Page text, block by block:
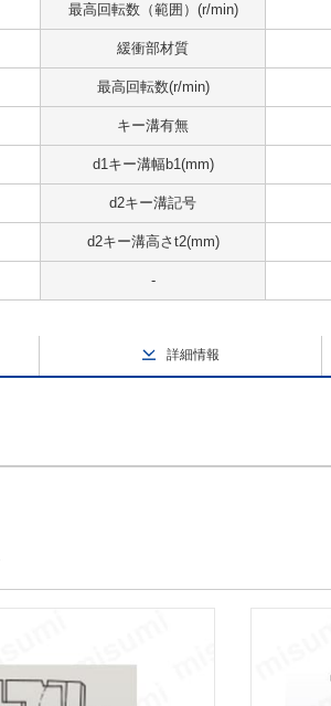
最高回転数（範囲）(r/min)
緩衝部材質
最高回転数(r/min)
キー溝有無
d1キー溝幅b1(mm)
d2キー溝記号
d2キー溝高さt2(mm)
-
詳細情報